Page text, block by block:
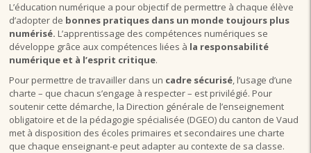
L’éducation numérique a pour objectif de permettre à chaque élève
d’adopter de bonnes pratiques dans un monde toujours plus
numérisé.L’apprentissage des compétences numériques se
développe grâce aux compétences liées à la responsabilité
numérique et à l’esprit critique.
Pour permettre de travailler dans un cadre sécurisé, l’usage d’une
charte – que chacun s’engage à respecter – est privilégié. Pour
soutenir cette démarche,la Direction générale de l’enseignement
obligatoire et de la pédagogie spécialisée (DGEO) du canton de Vaud
met à disposition des écoles primaires et secondaires une charte
que chaque enseignant-e peut adapter au contexte de sa classe.